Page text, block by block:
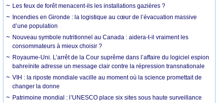
Les feux de forêt menacent-ils les installations gazières ?
Incendies en Gironde : la logistique au cœur de l’évacuation massive
d’une population
Nouveau symbole nutritionnel au Canada : aidera-t-il vraiment les
consommateurs à mieux choisir ?
Royaume-Uni. L’arrêt de la Cour suprême dans l’affaire du logiciel espion
bahreïnite adresse un message clair contre la répression transnationale
VIH : la riposte mondiale vacille au moment où la science promettait de
changer la donne
Patrimoine mondial : l’UNESCO place six sites sous haute surveillance